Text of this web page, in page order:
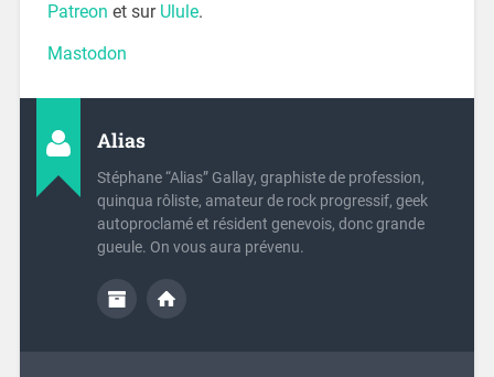
Patreon et sur Ulule.
Mastodon
Alias
Stéphane “Alias” Gallay, graphiste de profession,
quinqua rôliste, amateur de rock progressif, geek
autoproclamé et résident genevois, donc grande
gueule. On vous aura prévenu.